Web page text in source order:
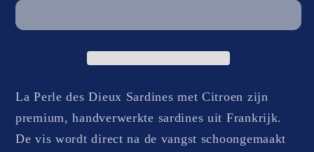
sardines sardines
citroen
La Perle des Dieux Sardines met Citroen zijn
premium, handverwerkte sardines uit Frankrijk.
De vis wordt direct na de vangst schoongemaakt